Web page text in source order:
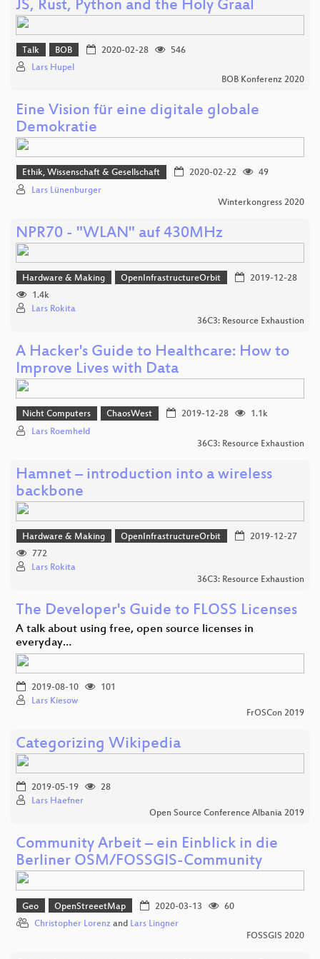
JS, Rust, Python and the Holy Graal
Talk BOB 2020-02-28
546
Lars Hupel
BOB Konferenz 2020
Eine Vision für eine digitale globale
Demokratie
Ethik, Wissenschaft & Gesellschaft 2020-02-22
49
Lars Lünenburger
Winterkongress 2020
NPR70 - "WLAN" auf 430MHz
Hardware & Making OpenInfrastructureOrbit
2019-12-28
1.4k
Lars Rokita
36C3: Resource Exhaustion
A Hacker's Guide to Healthcare: How to
Improve Lives with Data
Nicht Computers ChaosWest 2019-12-28
1.1k
Lars Roemheld
36C3: Resource Exhaustion
Hamnet – introduction into a wireless
backbone
Hardware & Making OpenInfrastructureOrbit
2019-12-27
772
Lars Rokita
36C3: Resource Exhaustion
The Developer's Guide to FLOSS Licenses
A talk about using free, open source licenses in
everyday…
2019-08-10
101
Lars Kiesow
FrOSCon 2019
Categorizing Wikipedia
2019-05-19
28
Lars Haefner
Open Source Conference Albania 2019
Community Arbeit – ein Einblick in die
Berliner OSM/FOSSGIS-Community
Geo OpenStreeetMap 2020-03-13
60
Christopher Lorenz and Lars Lingner
FOSSGIS 2020